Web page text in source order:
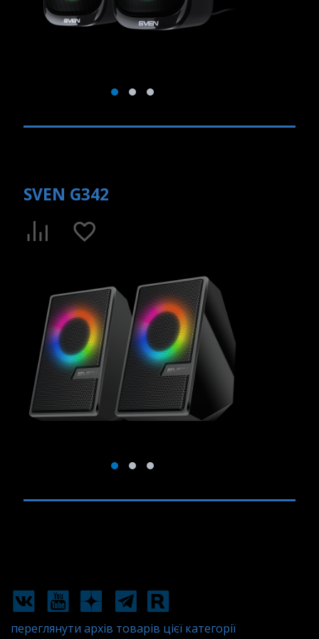
SVEN G342
переглянути архів товарів цієї категорії